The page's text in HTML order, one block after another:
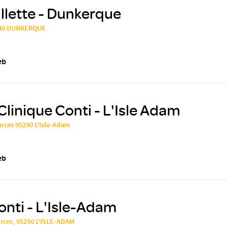
- Dunkerque
DUNKERQUE
Conti - L'Isle Adam
95290 L'Isle-Adam
- L'Isle-Adam
95290 L'ISLE-ADAM